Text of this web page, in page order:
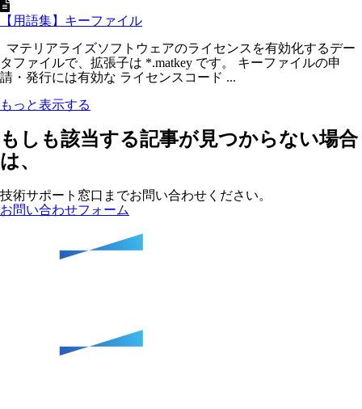
【用語集】キーファイル
マテリアライズソフトウェアのライセンスを有効化するデー
タファイルで、拡張子は *.matkey です。 キーファイルの申
請・発行には有効な ライセンスコード ...
もっと表示する
もしも該当する記事が見つからない場合
は、
技術サポート窓口までお問い合わせください。
お問い合わせフォーム